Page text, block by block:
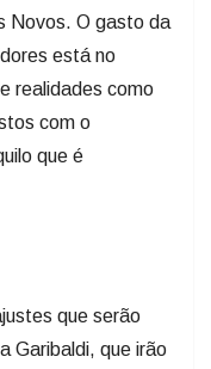
Novos. O gasto da
está no
realidades como
com o
que é
que serão
Garibaldi, que irão